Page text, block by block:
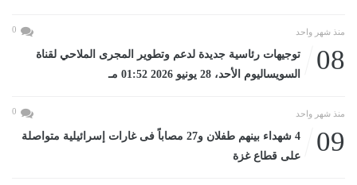
منذ شهر واحد 0
08
توجيهات رئاسية جديدة لدعم وتطوير المجرى الملاحي لقناة
السويساليوم الأحد، 28 يونيو 2026 01:52 مـ
منذ شهر واحد 0
09
4 شهداء بينهم طفلان و27 مصاباً فى غارات إسرائيلية متواصلة
على قطاع غزة